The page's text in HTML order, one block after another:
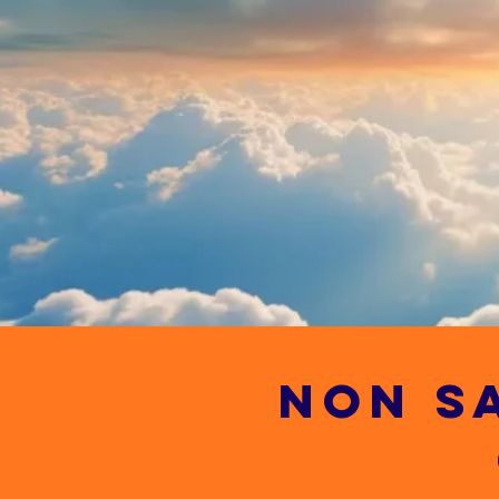
NON